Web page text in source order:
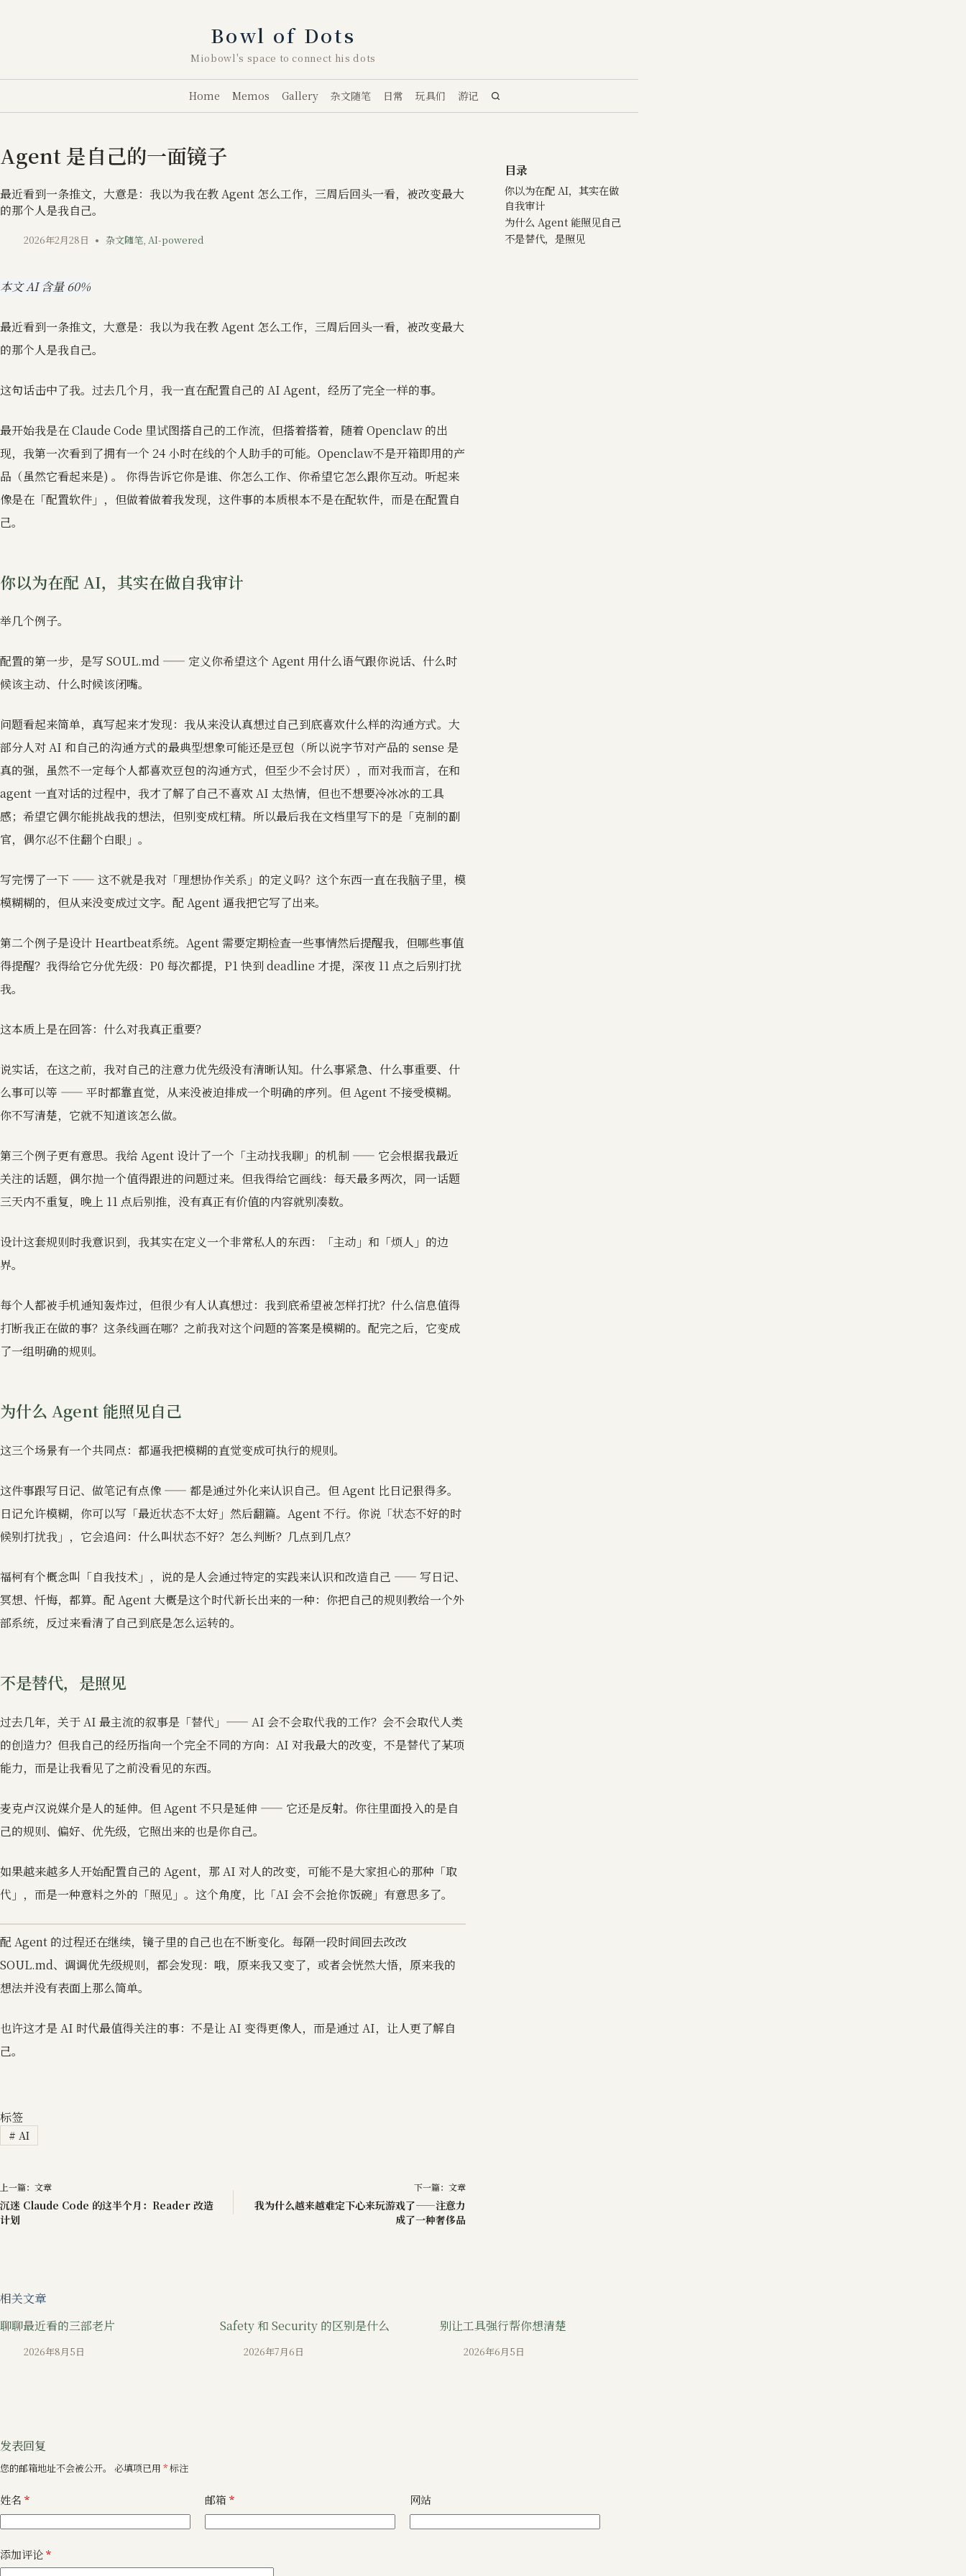
Bowl of Dots
Miobowl's space to connect his dots
Home Memos Gallery 杂文随笔 日常 玩具们 游记
Agent 是自己的一面镜子
最近看到一条推文，大意是：我以为我在教 Agent 怎么工作，三周后回头一看，被改变最大
的那个人是我自己。
2026年2月28日 杂文随笔, AI-powered
本文 AI 含量 60%
最近看到一条推文，大意是：我以为我在教 Agent 怎么工作，三周后回头一看，被改变最大
的那个人是我自己。
这句话击中了我。过去几个月，我一直在配置自己的 AI Agent，经历了完全一样的事。
最开始我是在 Claude Code 里试图搭自己的工作流，但搭着搭着，随着 Openclaw 的出
现，我第一次看到了拥有一个 24 小时在线的个人助手的可能。Openclaw不是开箱即用的产
品（虽然它看起来是) 。 你得告诉它你是谁、你怎么工作、你希望它怎么跟你互动。听起来
像是在「配置软件」，但做着做着我发现，这件事的本质根本不是在配软件，而是在配置自
己。
你以为在配 AI，其实在做自我审计
举几个例子。
配置的第一步，是写 SOUL.md —— 定义你希望这个 Agent 用什么语气跟你说话、什么时
候该主动、什么时候该闭嘴。
问题看起来简单，真写起来才发现：我从来没认真想过自己到底喜欢什么样的沟通方式。大
部分人对 AI 和自己的沟通方式的最典型想象可能还是豆包（所以说字节对产品的 sense 是
真的强，虽然不一定每个人都喜欢豆包的沟通方式，但至少不会讨厌），而对我而言，在和
agent 一直对话的过程中，我才了解了自己不喜欢 AI 太热情，但也不想要冷冰冰的工具
感；希望它偶尔能挑战我的想法，但别变成杠精。所以最后我在文档里写下的是「克制的副
官，偶尔忍不住翻个白眼」。
写完愣了一下 —— 这不就是我对「理想协作关系」的定义吗？这个东西一直在我脑子里，模
模糊糊的，但从来没变成过文字。配 Agent 逼我把它写了出来。
第二个例子是设计 Heartbeat系统。Agent 需要定期检查一些事情然后提醒我，但哪些事值
得提醒？我得给它分优先级：P0 每次都提，P1 快到 deadline 才提，深夜 11 点之后别打扰
我。
这本质上是在回答：什么对我真正重要？
说实话，在这之前，我对自己的注意力优先级没有清晰认知。什么事紧急、什么事重要、什
么事可以等 —— 平时都靠直觉，从来没被迫排成一个明确的序列。但 Agent 不接受模糊。
你不写清楚，它就不知道该怎么做。
第三个例子更有意思。我给 Agent 设计了一个「主动找我聊」的机制 —— 它会根据我最近
关注的话题，偶尔抛一个值得跟进的问题过来。但我得给它画线：每天最多两次，同一话题
三天内不重复，晚上 11 点后别推，没有真正有价值的内容就别凑数。
设计这套规则时我意识到，我其实在定义一个非常私人的东西：「主动」和「烦人」的边
界。
每个人都被手机通知轰炸过，但很少有人认真想过：我到底希望被怎样打扰？什么信息值得
打断我正在做的事？这条线画在哪？之前我对这个问题的答案是模糊的。配完之后，它变成
了一组明确的规则。
为什么 Agent 能照见自己
这三个场景有一个共同点：都逼我把模糊的直觉变成可执行的规则。
这件事跟写日记、做笔记有点像 —— 都是通过外化来认识自己。但 Agent 比日记狠得多。
日记允许模糊，你可以写「最近状态不太好」然后翻篇。Agent 不行。你说「状态不好的时
候别打扰我」，它会追问：什么叫状态不好？怎么判断？几点到几点？
福柯有个概念叫「自我技术」，说的是人会通过特定的实践来认识和改造自己 —— 写日记、
冥想、忏悔，都算。配 Agent 大概是这个时代新长出来的一种：你把自己的规则教给一个外
部系统，反过来看清了自己到底是怎么运转的。
不是替代，是照见
过去几年，关于 AI 最主流的叙事是「替代」—— AI 会不会取代我的工作？会不会取代人类
的创造力？但我自己的经历指向一个完全不同的方向：AI 对我最大的改变，不是替代了某项
能力，而是让我看见了之前没看见的东西。
麦克卢汉说媒介是人的延伸。但 Agent 不只是延伸 —— 它还是反射。你往里面投入的是自
己的规则、偏好、优先级，它照出来的也是你自己。
如果越来越多人开始配置自己的 Agent，那 AI 对人的改变，可能不是大家担心的那种「取
代」，而是一种意料之外的「照见」。这个角度，比「AI 会不会抢你饭碗」有意思多了。
配 Agent 的过程还在继续，镜子里的自己也在不断变化。每隔一段时间回去改改
SOUL.md、调调优先级规则，都会发现：哦，原来我又变了，或者会恍然大悟，原来我的
想法并没有表面上那么简单。
也许这才是 AI 时代最值得关注的事：不是让 AI 变得更像人，而是通过 AI，让人更了解自
己。
标签
# AI
上一篇： 文章
沉迷 Claude Code 的这半个月：Reader 改造
计划
下一篇：文章
我为什么越来越难定下心来玩游戏了——注意力
成了一种奢侈品
目录
你以为在配 AI，其实在做
自我审计
为什么 Agent 能照见自己
不是替代，是照见
相关文章
聊聊最近看的三部老片
2026年8月5日
Safety 和 Security 的区别是什么
2026年7月6日
别让工具强行帮你想清楚
2026年6月5日
发表回复
您的邮箱地址不会被公开。 必填项已用 *标注
姓名 * 邮箱 * 网站
添加评论*